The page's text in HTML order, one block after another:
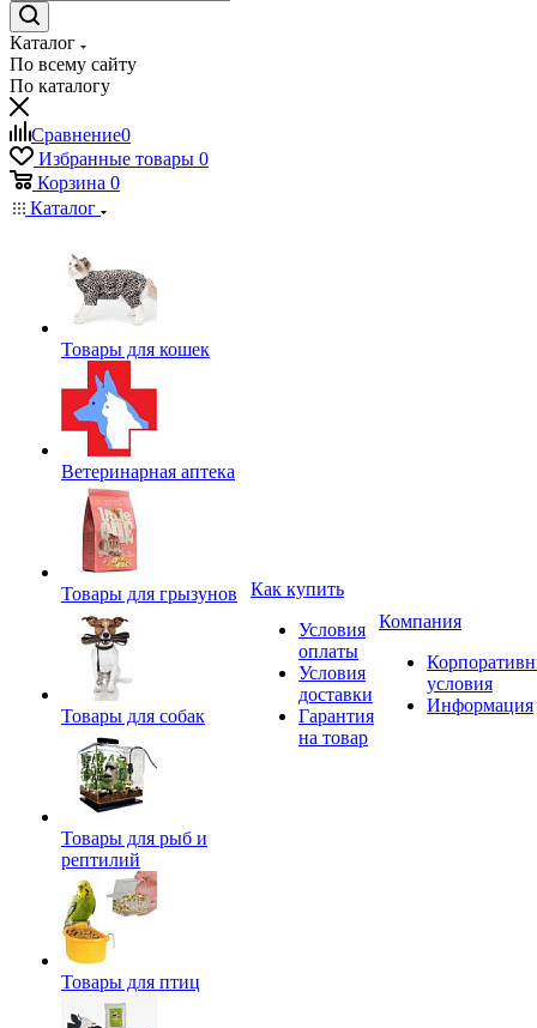
Каталог
По всему сайту
По каталогу
Сравнение0
Избранные товары 0
Корзина 0
Каталог
Товары для кошек
Ветеринарная аптека
Товары для грызунов
Товары для собак
Товары для рыб и
рептилий
Товары для птиц
Как купить
Условия
оплаты
Условия
доставки
Гарантия
на товар
Компания
условия
Информация